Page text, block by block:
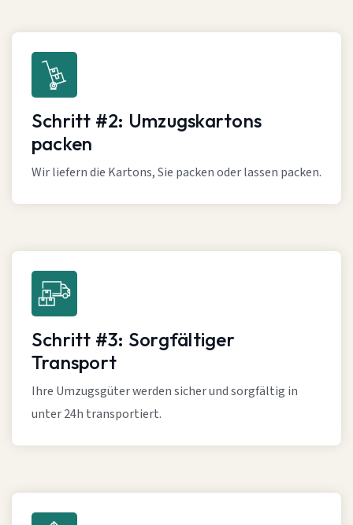
Schritt #2: Umzugskartons
packen
Wir liefern die Kartons, Sie packen oder lassen packen.
Schritt #3: Sorgfältiger
Transport
Ihre Umzugsgüter werden sicher und sorgfältig in
unter 24h transportiert.